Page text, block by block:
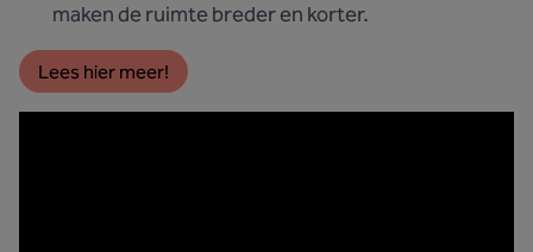
maken de ruimte breder en korter.
Lees hier meer!